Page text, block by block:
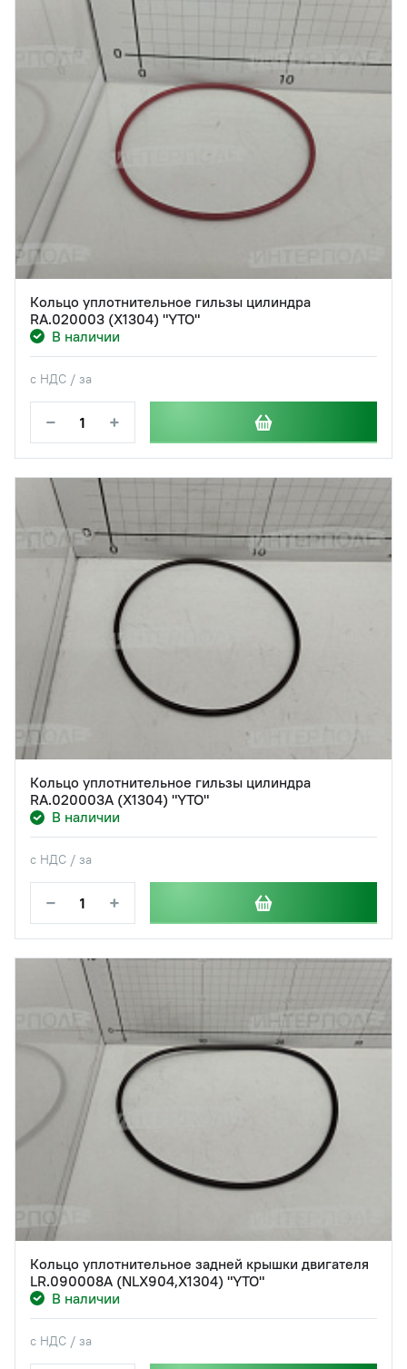
Кольцо уплотнительное гильзы цилиндра
RA.020003 (X1304) "YTO"
В наличии
с НДС / за
− +
Кольцо уплотнительное гильзы цилиндра
RA.020003A (X1304) "YTO"
В наличии
с НДС / за
− +
Кольцо уплотнительное задней крышки двигателя
LR.090008A (NLX904,X1304) "YTO"
В наличии
с НДС / за